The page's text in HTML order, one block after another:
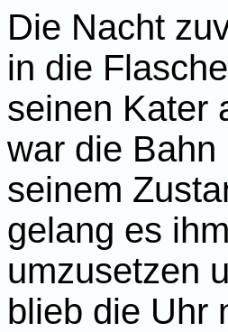
Die Nacht
in die
seinen Kater
war die
seinem
gelang es
umzusetzen
blieb die Uhr